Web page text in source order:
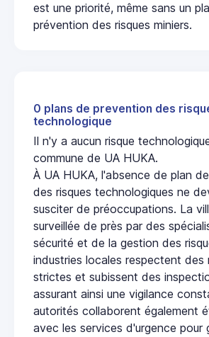
est une priorité, même sans un
prévention des risques miniers.
0 plans de prevention des
technologique
Il n'y a aucun risque
commune de UA HUKA.
À UA HUKA, l'absence de plan
des risques technologiques ne
susciter de préoccupations. La
surveillée de près par des
sécurité et de la gestion des
industries locales respectent des
strictes et subissent des
assurant ainsi une vigilance
autorités collaborent également
avec les services d'urgence pour